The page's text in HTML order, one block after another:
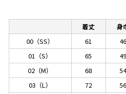
着丈 身
00（SS）
61 46
01（S）
65 49
02（M）
68 54
03（L）
72 56